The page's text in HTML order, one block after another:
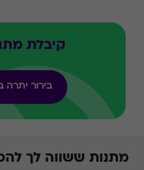
קיבלת
בירור יתרה
מתנות ששווה לך